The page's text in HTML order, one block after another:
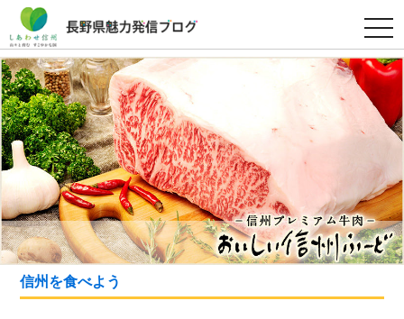
t
o
g
g
l
a
a
t
i
o
n
信州を食べよう